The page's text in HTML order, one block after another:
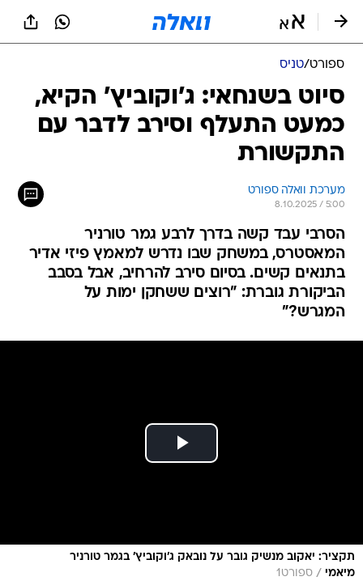
ספורט/טניס
סיוט בשנחאי: ג'וקוביץ' הקיא,
כמעט התעלף וסירב לדבר עם
התקשורת
מערכת וואלה ספורט
8.10.2025 / 5:00
הסרבי עבד קשה בדרך לרבע גמר טורניר
המאסטרס, במשחק שבו נדרש למאמץ פיזי אדיר
בתנאים קשים. בסיום סירב להרחיב, אבל בסבב
הביקורת גוברת: "רוצים ששחקן ימות על
המגרש?"
תקציר: יאקוב מנשיק גובר על נובאק ג'וקוביץ' בגמר טורניר
מיאמי / ספורט1